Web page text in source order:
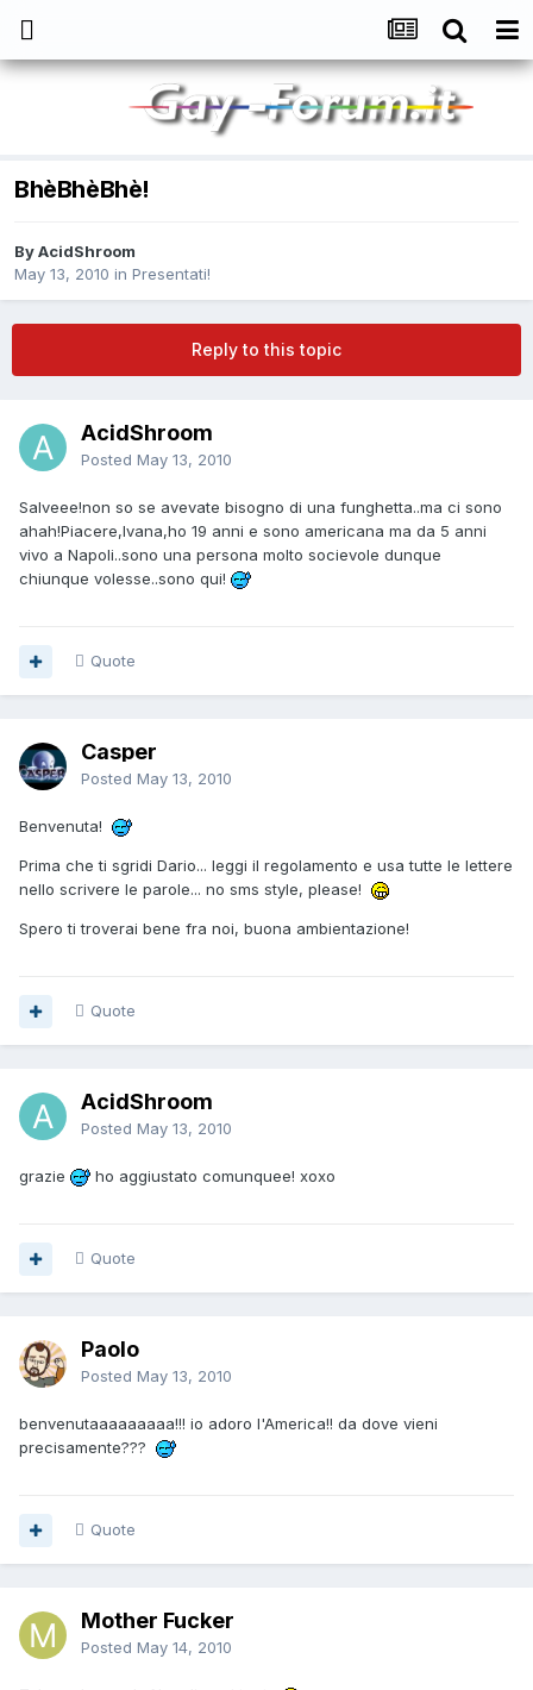
BhèBhèBhè!
ByAcidShroom
May 13, 2010 in Presentati!
Reply to this topic
AcidShroom
Posted May 13, 2010
Salveee!non so se avevate bisogno di una funghetta..ma ci sono
ahah!Piacere,Ivana,ho 19 anni e sono americana ma da 5 anni
vivo a Napoli..sono una persona molto socievole dunque
chiunque volesse..sono qui!
Quote
Casper
Posted May 13, 2010
Benvenuta!
Prima che ti sgridi Dario... leggi il regolamento e usa tutte le lettere
nello scrivere le parole... no sms style, please!
Spero ti troverai bene fra noi, buona ambientazione!
Quote
AcidShroom
Posted May 13, 2010
grazie ho aggiustato comunquee! xoxo
Quote
Paolo
Posted May 13, 2010
benvenutaaaaaaaaa!!! io adoro l'America!! da dove vieni
precisamente???
Quote
Mother Fucker
Posted May 14, 2010